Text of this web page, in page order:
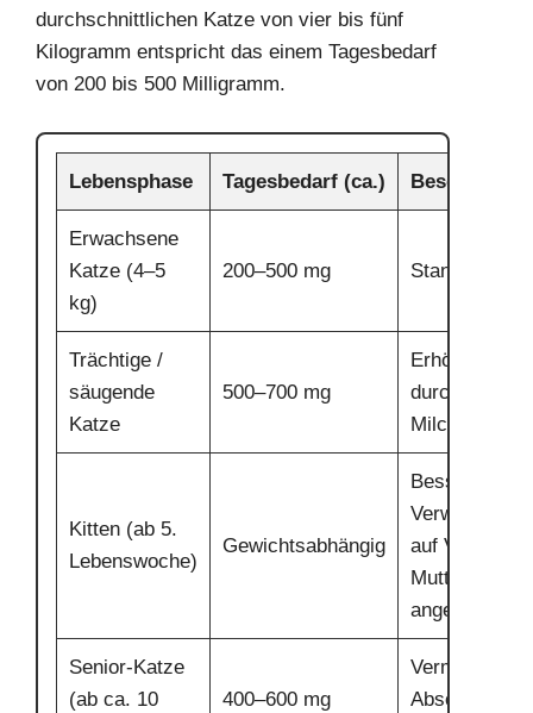
durchschnittlichen Katze von vier bis fünf
Kilogramm entspricht das einem Tagesbedarf
von 200 bis 500 Milligramm.
Lebensphase Tagesbedarf (ca.)
Erwachsene
Katze (4–5
kg)
200–500 mg
Trächtige /
säugende
Katze
500–700 mg
Erhöhter
durch Föten
Kitten (ab 5.
Lebenswoche)
Gewichtsabhängig
Bessere
Verwertung,
auf
Muttermilch
angewiesen
Senior-Katze
(ab ca. 10
400–600 mg
Verminderte